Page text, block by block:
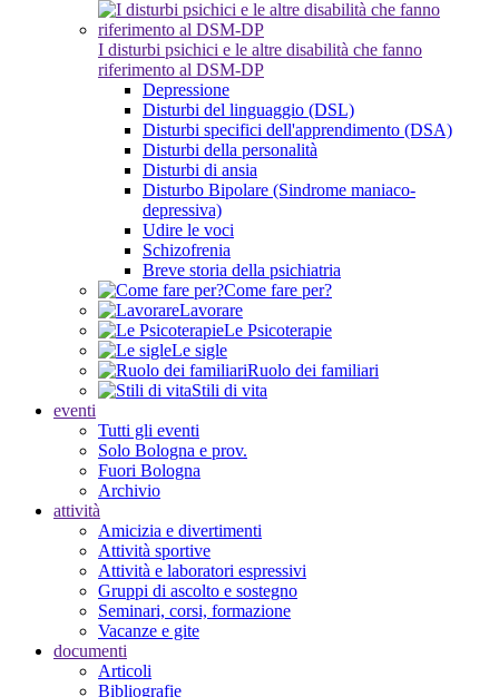
I disturbi psichici e le altre disabilità che fanno
riferimento al DSM-DP
Depressione
Disturbi del linguaggio (DSL)
Disturbi specifici dell'apprendimento (DSA)
Disturbi della personalità
Disturbi di ansia
Disturbo Bipolare (Sindrome maniaco-
depressiva)
Udire le voci
Schizofrenia
Breve storia della psichiatria
Come fare per?
Lavorare
Le Psicoterapie
Le sigle
Ruolo dei familiari
Stili di vita
eventi
Tutti gli eventi
Solo Bologna e prov.
Fuori Bologna
Archivio
attività
Amicizia e divertimenti
Attività sportive
Attività e laboratori espressivi
Gruppi di ascolto e sostegno
Seminari, corsi, formazione
Vacanze e gite
documenti
Articoli
Bibliografie